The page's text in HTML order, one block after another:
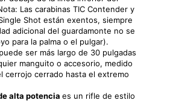
Las carabinas TIC Contender y
Shot están exentos, siempre
adicional del guardamonte no se
para la palma o el pulgar).
ser más largo de 30 pulgadas
manguito o accesorio, medido
cerrojo cerrado hasta el extremo
alta potencia es un rifle de estilo